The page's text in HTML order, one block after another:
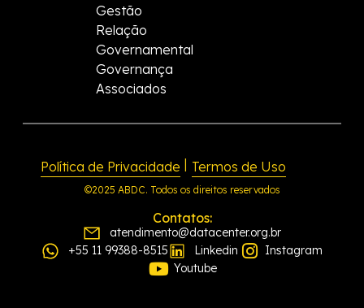
Gestão
Relação
Governamental
Governança
Associados
Política de Privacidade | Termos de Uso
©2025 ABDC. Todos os direitos reservados
Contatos:
atendimento@datacenter.org.br
+55 11 99388-8515
Linkedin
Instagram
Youtube